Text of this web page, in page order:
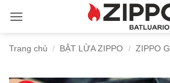
qua
dungTrang chủ / BẬT LỬA ZIPPO / ZIPPO